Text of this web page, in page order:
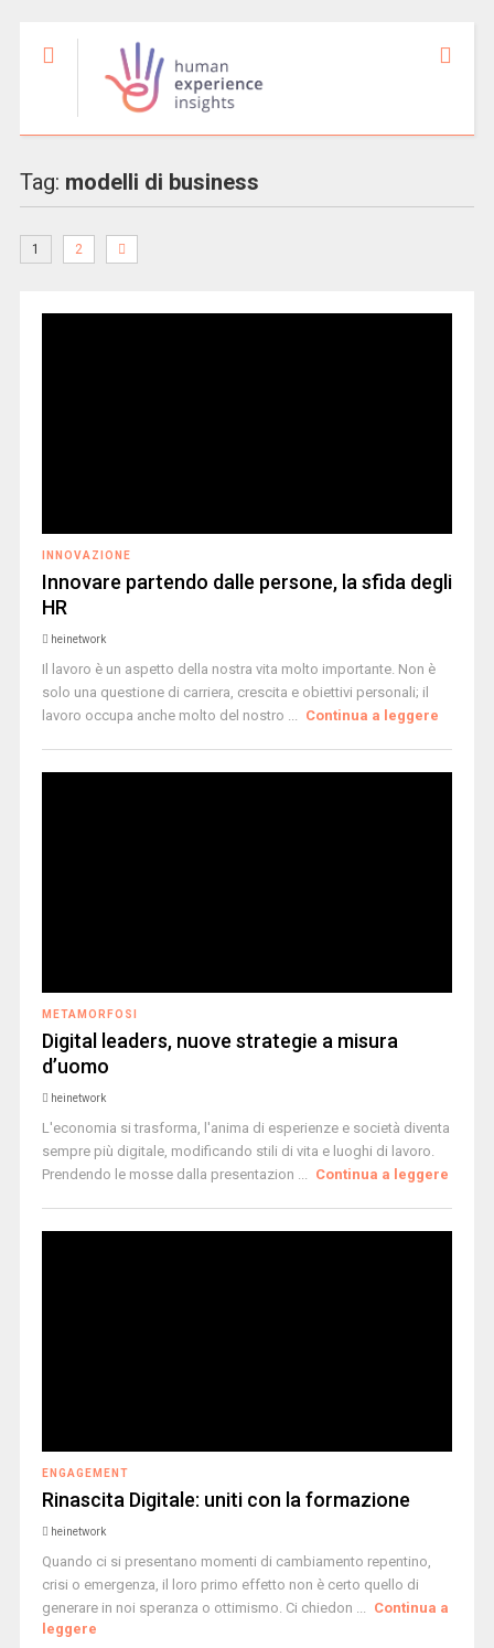
Tag: modelli di business
1 2
INNOVAZIONE
Innovare partendo dalle persone, la sfida degli
HR
heinetwork
Il lavoro è un aspetto della nostra vita molto importante. Non è
solo una questione di carriera, crescita e obiettivi personali; il
lavoro occupa anche molto del nostro ... Continua a leggere
METAMORFOSI
Digital leaders, nuove strategie a misura
d’uomo
heinetwork
L'economia si trasforma, l'anima di esperienze e società diventa
sempre più digitale, modificando stili di vita e luoghi di lavoro.
Prendendo le mosse dalla presentazion ... Continua a leggere
ENGAGEMENT
Rinascita Digitale: uniti con la formazione
heinetwork
Quando ci si presentano momenti di cambiamento repentino,
crisi o emergenza, il loro primo effetto non è certo quello di
generare in noi speranza o ottimismo. Ci chiedon ... Continua a
leggere